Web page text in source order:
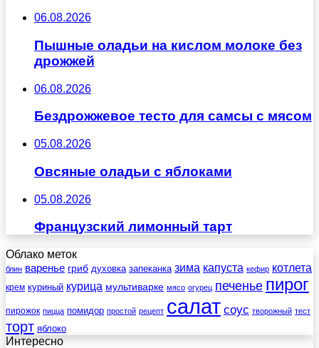
06.08.2026
Пышные оладьи на кислом молоке без
дрожжей
06.08.2026
Бездрожжевое тесто для самсы с мясом
05.08.2026
Овсяные оладьи с яблоками
05.08.2026
Французский лимонный тарт
Облако меток
блин варенье гриб духовка запеканка зима капуста кефир котлета
крем куриный курица мультиварке мясо огурец печенье пирог
пирожок пицца помидор простой рецепт салат соус творожный тест
торт яблоко
Интересно